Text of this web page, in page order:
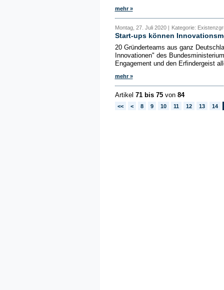
mehr »
Montag, 27. Juli 2020 | Kategorie:
Start-ups können
20 Gründerteams aus ganz
Innovationen" des
Engagement und den Erfindergeist
mehr »
Artikel 71 bis 75von 84
<< < 8 9 10 11 12 13 14